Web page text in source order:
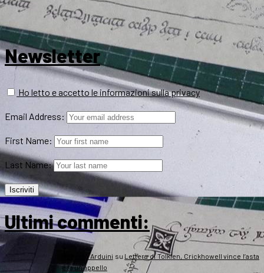
Newsletter
Ho letto e accetto le informazioni sulla privacy
Email Address:
First Name:
Last Name:
Ultimi commenti:
Roberto Arduini su Lettera di Tolkien, Crickhowell vince l’asta
e fa un appello